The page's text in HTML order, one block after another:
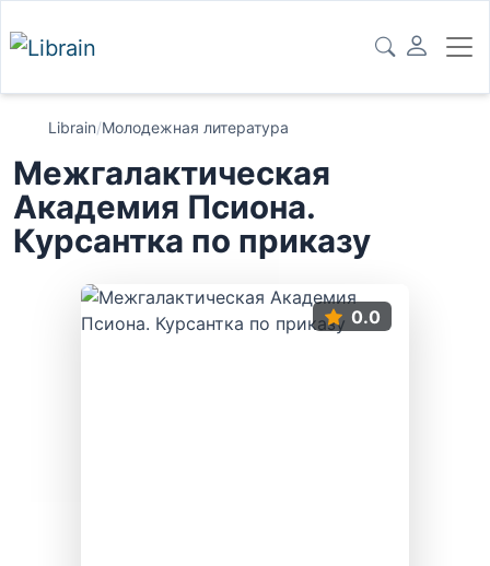
Librain/Молодежная литература
Межгалактическая
Академия Псиона.
Курсантка по приказу
0.0